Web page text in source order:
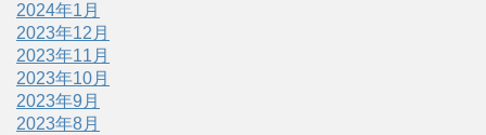
2024年1月
2023年12月
2023年11月
2023年10月
2023年9月
2023年8月